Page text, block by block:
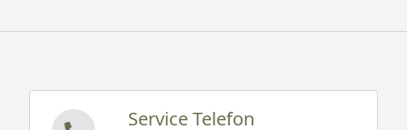
Service Telefon